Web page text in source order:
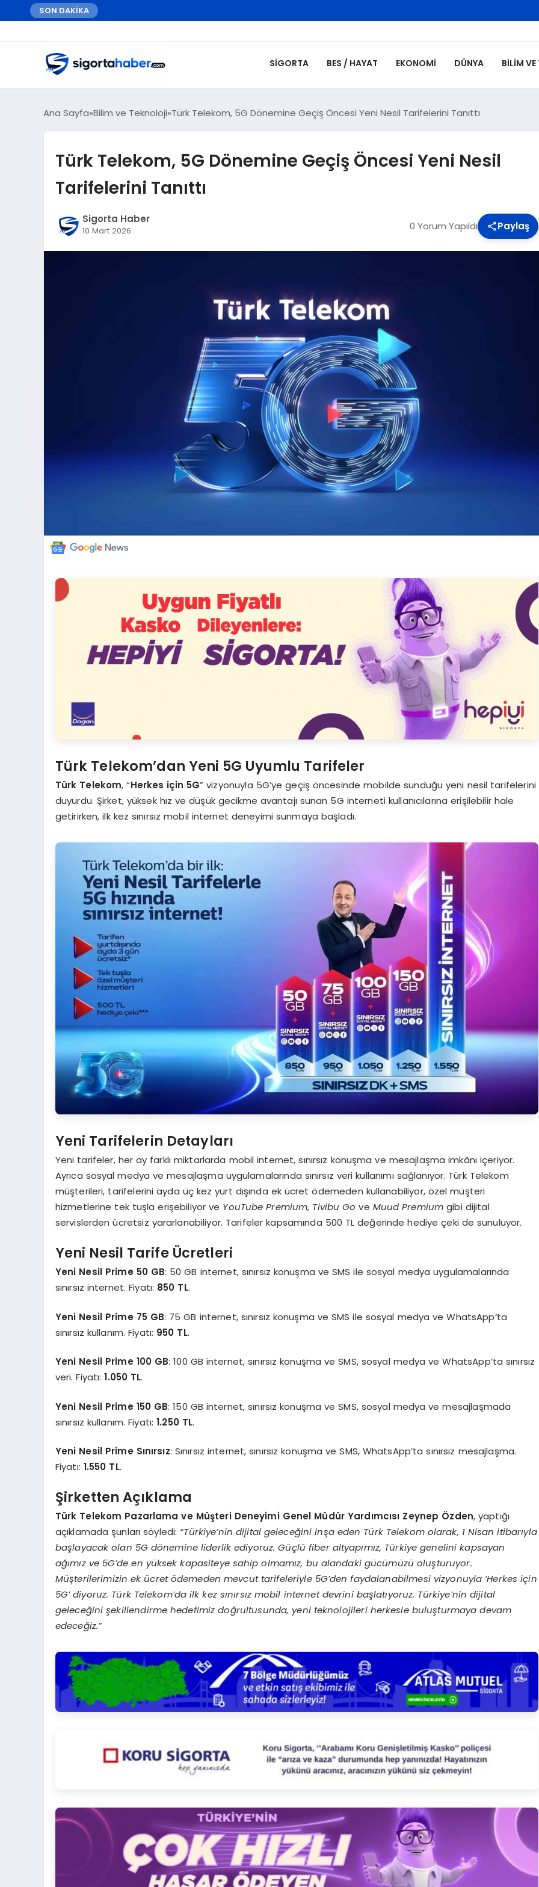
SON DAKİKA
SIGORTA BES / HAYAT EKONOMI DÜNYA BILIM
Ana Sayfa Bilim ve Teknoloji Türk Telekom, 5G Dönemine Geçiş Öncesi Yeni Nesil Tarifelerini Tanıttı
Türk Telekom, 5G Dönemine Geçiş Öncesi Yeni Nesil
Tarifelerini Tanıttı
Sigorta Haber
10 Mart 2026 0 Yorum Yapıldı Paylaş
Türk Telekom’dan Yeni 5G Uyumlu Tarifeler
Türk Telekom, “Herkes için 5G” vizyonuyla 5G’ye geçiş öncesinde mobilde sunduğu yeni nesil tarifelerini
duyurdu. Şirket, yüksek hız ve düşük gecikme avantajı sunan 5G interneti kullanıcılarına erişilebilir hale
getirirken, ilk kez sınırsız mobil internet deneyimi sunmaya başladı.
Yeni Tarifelerin Detayları
Yeni tarifeler, her ay farklı miktarlarda mobil internet, sınırsız konuşma ve mesajlaşma imkânı içeriyor.
Ayrıca sosyal medya ve mesajlaşma uygulamalarında sınırsız veri kullanımı sağlanıyor. Türk Telekom
müşterileri, tarifelerini ayda üç kez yurt dışında ek ücret ödemeden kullanabiliyor, özel müşteri
hizmetlerine tek tuşla erişebiliyor ve YouTube Premium, Tivibu Go ve Muud Premium gibi dijital
servislerden ücretsiz yararlanabiliyor. Tarifeler kapsamında 500 TL değerinde hediye çeki de sunuluyor.
Yeni Nesil Tarife Ücretleri
Yeni Nesil Prime 50 GB: 50 GB internet, sınırsız konuşma ve SMS ile sosyal medya uygulamalarında
sınırsız internet. Fiyatı: 850 TL.
Yeni Nesil Prime 75 GB: 75 GB internet, sınırsız konuşma ve SMS ile sosyal medya ve WhatsApp’ta
sınırsız kullanım. Fiyatı: 950 TL.
Yeni Nesil Prime 100 GB: 100 GB internet, sınırsız konuşma ve SMS, sosyal medya ve WhatsApp’ta sınırsız
veri. Fiyatı:1.050 TL.
Yeni Nesil Prime 150 GB: 150 GB internet, sınırsız konuşma ve SMS, sosyal medya ve mesajlaşmada
sınırsız kullanım. Fiyatı:1.250 TL.
Yeni Nesil Prime Sınırsız: Sınırsız internet, sınırsız konuşma ve SMS, WhatsApp’ta sınırsız mesajlaşma.
Fiyatı: 1.550 TL.
Şirketten Açıklama
Türk Telekom Pazarlama ve Müşteri Deneyimi Genel Müdür Yardımcısı Zeynep Özden, yaptığı
açıklamada şunları söyledi: “Türkiye’nin dijital geleceğini inşa eden Türk Telekom olarak, 1 Nisan itibarıyla
başlayacak olan 5G dönemine liderlik ediyoruz. Güçlü fiber altyapımız, Türkiye genelini kapsayan
ağımız ve 5G’de en yüksek kapasiteye sahip olmamız, bu alandaki gücümüzü oluşturuyor.
Müşterilerimizin ek ücret ödemeden mevcut tarifeleriyle 5G’den faydalanabilmesi vizyonuyla ‘Herkes için
5G’ diyoruz. Türk Telekom’da ilk kez sınırsız mobil internet devrini başlatıyoruz. Türkiye’nin dijital
geleceğini şekillendirme hedefimiz doğrultusunda, yeni teknolojileri herkesle buluşturmaya devam
edeceğiz.”